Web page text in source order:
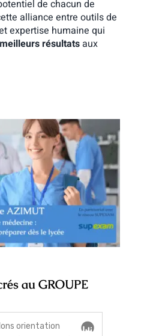
de chacun de
alliance entre outils de
expertise humaine qui
meilleurs résultatsaux
au GROUPE